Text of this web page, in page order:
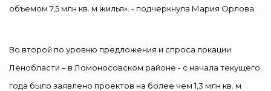
объемом 7,5 млн кв. м жилья». - подчеркнула Мария Орлова.
Во второй по уровню предложения и спроса локации
Ленобласти – в Ломоносовском районе - с начала текущего
года было заявлено проектов на более чем 1,3 млн кв. м